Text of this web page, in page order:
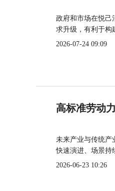
政府和市场在悦己
求升级，有利于构
2026-07-24 09:09
高标准劳动
未来产业与传统产
快速演进、场景持
2026-06-23 10:26